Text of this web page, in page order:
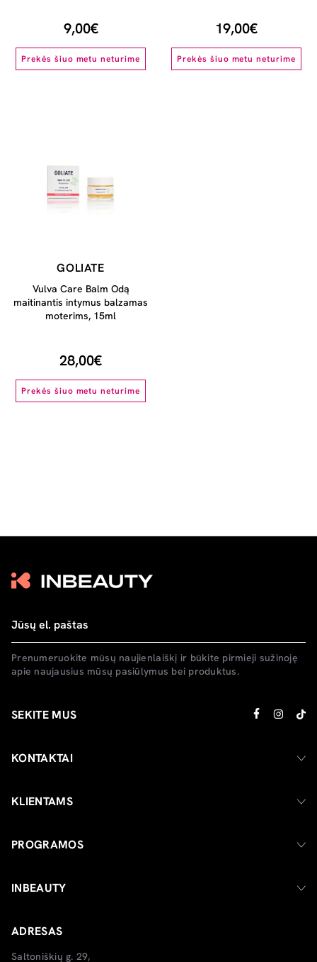
9,00€
Prekės šiuo metu neturime
19,00€
Prekės šiuo metu neturime
GOLIATE
Vulva Care Balm Odą
maitinantis intymus balzamas
moterims, 15ml
28,00€
Prekės šiuo metu neturime
Prenumeruokite mūsų naujienlaiškį ir būkite pirmieji sužinoję
apie naujausius mūsų pasiūlymus bei produktus.
SEKITE MUS
KONTAKTAI
KLIENTAMS
PROGRAMOS
INBEAUTY
ADRESAS
Saltoniškių g. 29,